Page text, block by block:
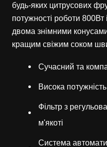
будь-яких цитрусових
потужності роботи 800Вт
двома знімними
кращим свіжим соком
Сучасний та
Висока
Фільтр з
м'якоті
Система